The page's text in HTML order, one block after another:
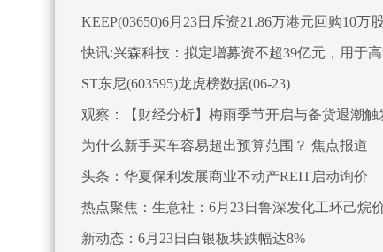
KEEP(03650)6月23日斥资21.86万港元回购10万
快讯:兴森科技：拟定增募资不超39亿元，用于
ST东尼(603595)龙虎榜数据(06-23)
观察：【财经分析】梅雨季节开启与备货退潮
为什么新手买车容易超出预算范围？ 焦点报道
头条：华夏保利发展商业不动产REIT启动询价
热点聚焦：生意社：6月23日鲁深发化工环己烷
新动态：6月23日白银板块跌幅达8%